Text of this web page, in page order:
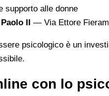
supporto alle donne
II — Via Ettore
psicologico è un
con lo